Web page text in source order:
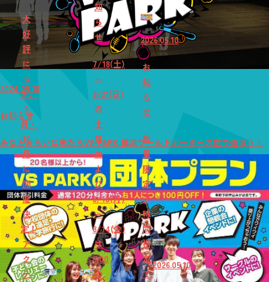
大
好
評
に
つ
き、
9
月・
10
月
に
開
催
決
定！
ア
ク
テ
知
ら
せ
7/18(土)
～
8/31(日)
の
土
日
お
よ
び
8/10(月)
～
8/14(金)
は
9:00
の
2026.05.10
お
知
ら
せ
数
量
限
定
♪
時
間
指
定
で
2026.05.10
2024.09.18
お知らせ
みなとみらいに来たらVS PARK 横浜ワールドポーターズ店で遊ぼう！